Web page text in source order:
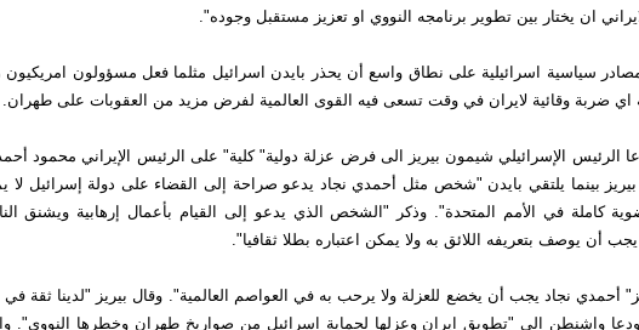
ان يختار بين تطوير برنامجه النووي او تعزيز مستقبل وجوده".
سياسية اسرائيلية على نطاق واسع أن يحذر بايدن اسرائيل مثلما فعل مسؤولون
اي ضربة وقائية لايران في وقت تسعى فيه القوى العالمية لفرض مزيد من العقوبات على طهران.
الرئيس الإسرائيلي شيمون بيريز الى فرض عزلة دولية" كلية" على الرئيس الإيراني محمود
بينما يلتقي بايدن "شخص مثل أحمدي نجاد يدعو صراحة إلى القضاء على دولة إسرائيل لا
كاملة في الأمم المتحدة". وذكر "الشخص الذي يدعو إلى القيام بأعمال إرهابية ويشنق
أن يوصف بتعريفه اللائق به ولا يمكن اعتباره بطلا ثقافيا".
أحمدي نجاد يجب أن يخضع للعزلة ولا يرحب به في العواصم العالمية". وقال بيريز "لدينا ثقة
ودعا واشنطن الى "تطويق ايران وعزلها لحماية اسرائيل من صواريخ طهران وخطرها النووي".